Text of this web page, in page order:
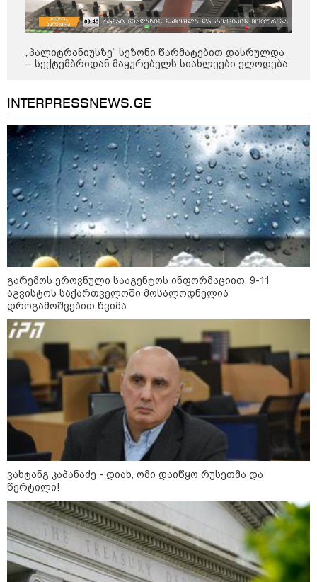
12:34 / 08-08-2026
რას აცხადებს ირაკლი კობახიძე
ელექტროენერგიის რამდენჯერმე
გათიშვასთან დაკავშირებით?
19:32 / 08-08-2026
"სიმბოლურია, რომ კობახიძის
საქართველოს
თავისუფლებისთვის შეწირული
გმირების მემორიალზე
გაკეთდა" - "ნაციონალური
მოძრაობა"
19:03 / 08-08-2026
"მკაცრად ვგმობთ ირაკლი
კობახიძის განცხადებას" -
"კოალიცია ცვლილებისთვის"
"გიორგი ბარამიძემ რაღაც
არასწორად ჩამოაყალიბა,
მაგრამ ნამდვილად არ
ეკუთვნის წიხლი ივანიშვილის
ღალატზე დაფუძნებული
დიქტატურის მსახურებისგან" -
მიხეილ სააკაშვილი
„პალიტრანიუსზე“ სეზონი წარმატებით დასრულდა
– სექტემბრიდან მაყურებელს სიახლეები ელოდება
INTERPRESSNEWS.GE
გარემოს ეროვნული სააგენტოს ინფორმაციით, 9-11
აგვისტოს საქართველოში მოსალოდნელია
დროგამოშვებით წვიმა
ვახტანგ კაპანაძე - დიახ, ომი დაიწყო რუსეთმა და
წერტილი!